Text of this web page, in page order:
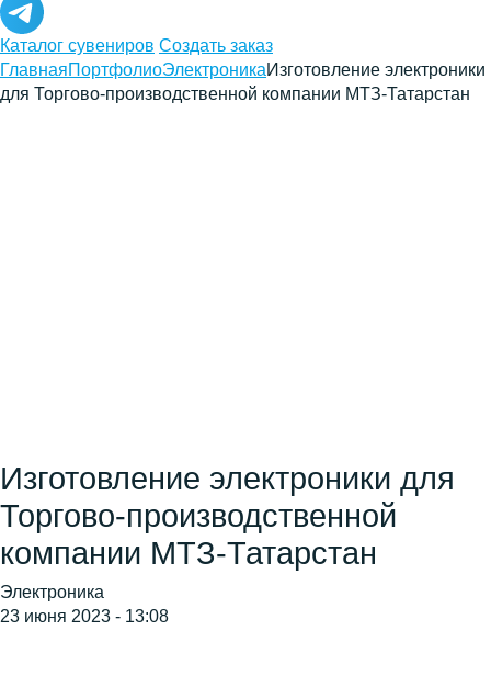
Каталог сувениров Создать заказ
ГлавнаяПортфолиоЭлектроникаИзготовление электроники
для Торгово-производственной компании МТЗ-Татарстан
Изготовление электроники для
Торгово-производственной
компании МТЗ-Татарстан
Электроника
23 июня 2023 - 13:08